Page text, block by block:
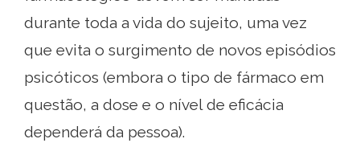
durante toda a vida do sujeito, uma vez
que evita o surgimento de novos episódios
psicóticos (embora o tipo de fármaco em
questão, a dose e o nível de eficácia
dependerá da pessoa).